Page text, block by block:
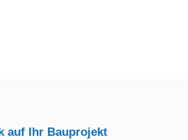
auf Ihr Bauprojekt